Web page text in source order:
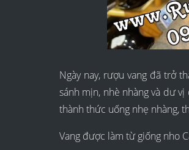
Ngày nay, rượu vang đã trở
sánh mịn, nhè nhàng và dư
thành thức uống nhẹ nhàng,
Vang được làm từ giống nho